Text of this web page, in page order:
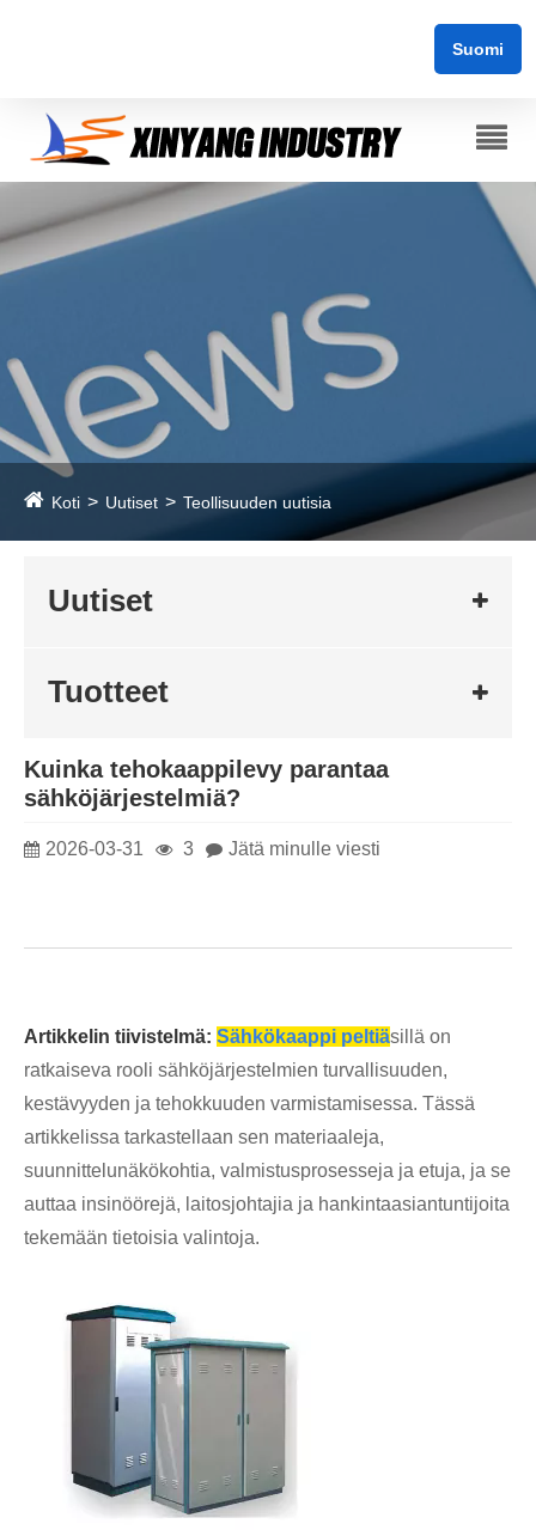
Suomi
Koti Uutiset Teollisuuden uutisia
Uutiset
Tuotteet
Kuinka tehokaappilevy parantaa
sähköjärjestelmiä?
2026-03-31 3 Jätä minulle viesti
Artikkelin tiivistelmä: Sähkökaappi peltiäsillä on
ratkaiseva rooli sähköjärjestelmien turvallisuuden,
kestävyyden ja tehokkuuden varmistamisessa. Tässä
artikkelissa tarkastellaan sen materiaaleja,
suunnittelunäkökohtia, valmistusprosesseja ja etuja, ja se
auttaa insinöörejä, laitosjohtajia ja hankintaasiantuntijoita
tekemään tietoisia valintoja.